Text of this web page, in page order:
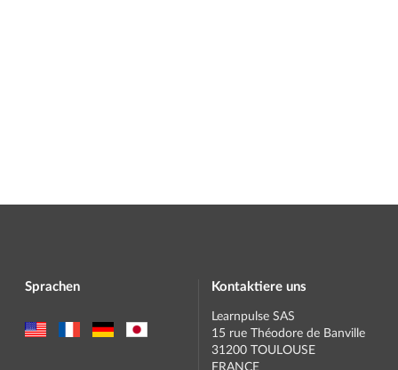
Sprachen Kontaktiere uns
Learnpulse SAS
15 rue Théodore de Banville
31200 TOULOUSE
FRANCE